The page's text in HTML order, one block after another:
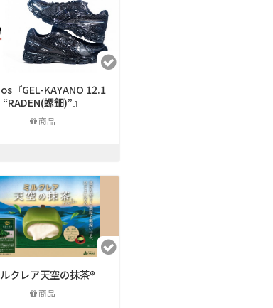
『GEL-KAYANO 12.1
“RADEN(螺鈿)”』
商品
クレア天空の抹茶®
商品